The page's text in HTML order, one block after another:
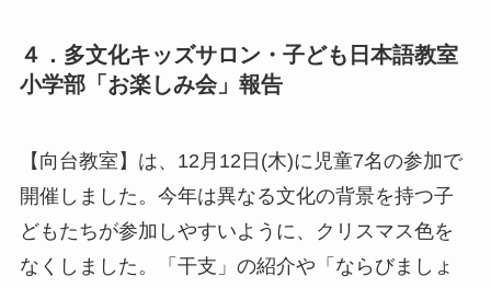
４．多文化キッズサロン・子ども日本語教室
小学部「お楽しみ会」報告
【向台教室】は、12月12日(木)に児童7名の参加で
開催しました。今年は異なる文化の背景を持つ子
どもたちが参加しやすいように、クリスマス色を
なくしました。「干支」の紹介や「ならびましょ